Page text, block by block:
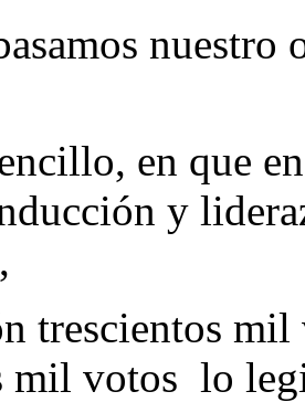
en que
y
trescientos
mil votos lo